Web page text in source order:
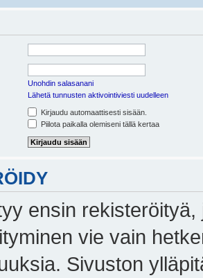
Unohdin salasanani
Lähetä tunnusten aktivointiviesti uudelleen
Kirjaudu automaattisesti sisään.
Piilota paikalla olemiseni tällä kertaa
ensin
vie vain
Sivuston